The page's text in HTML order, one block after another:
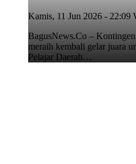
Kamis, 11 Jun 2026 - 22:09
BagusNews.Co –
meraih kembali gelar juara
Pelajar Daerah…